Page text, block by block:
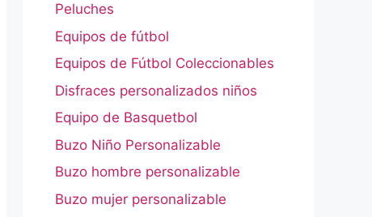
Peluches
Equipos de fútbol
Equipos de Fútbol Coleccionables
Disfraces personalizados niños
Equipo de Basquetbol
Buzo Niño Personalizable
Buzo hombre personalizable
Buzo mujer personalizable